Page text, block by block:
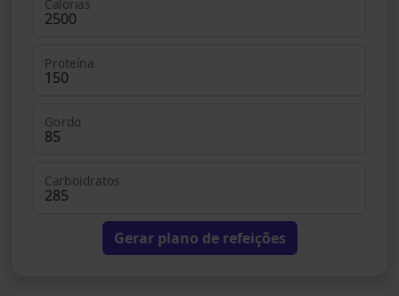
Calorias
Proteína
Gordo
Carboidratos
Gerar plano de refeições